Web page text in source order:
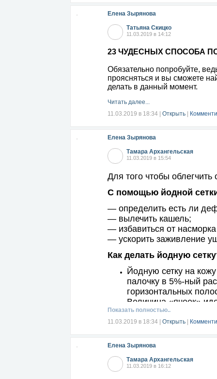
Елена Зырянова
Татьяна Скицко
11.03.2019 в 14:12
23 ЧУДЕСНЫХ СПОСОБА
Обязательно попробуйте,
проясняться и вы сможете
делать в данный момент.
Читать далее...
11.03.2019 в 18:34
Открыть
Елена Зырянова
Тамара Архангельская
11.03.2019 в 15:54
Для того чтобы
С помощью йодной
— определить есть ли
— вылечить кашель;
— избавиться от
— ускорить заживление
Как делать йодную
Йодную сетку на
палочку в 5%-ный
горизонтальных
Величина «ячеек»
Йод имеет свойства
губительно
группы бактерий
организм через
Показать полностью..
11.03.2019 в 18:34
Открыть
Елена Зырянова
Тамара Архангельская
11.03.2019 в 16:12